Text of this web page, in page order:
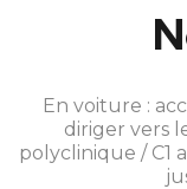
En voiture :
diriger vers
polyclinique / C1